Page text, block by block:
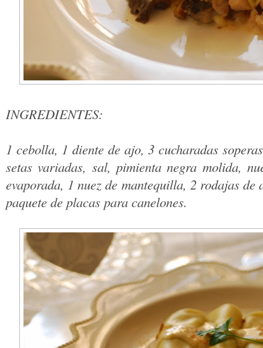
INGREDIENTES:
1 cebolla, 1 diente de ajo, 3 cucharadas
setas variadas, sal, pimienta negra molida,
evaporada, 1 nuez de mantequilla, 2 rodajas
paquete de placas para canelones.